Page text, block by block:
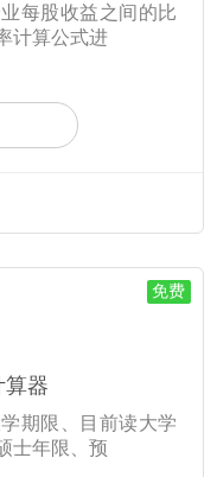
每股收益之间的比
计算公式进
免费
算器
期限、目前读大学
士年限、预